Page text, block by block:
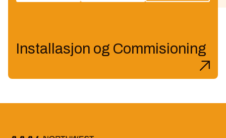
Installasjon og Commisioning